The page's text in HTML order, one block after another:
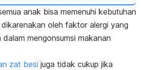
anak bisa memenuhi kebutuhan
oleh faktor alergi yang
mengonsumsi makanan
zat besi juga tidak cukup jika